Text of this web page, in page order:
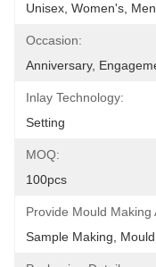
Unisex, Women's,
Occasion:
Anniversary,
Inlay Technology:
Setting
MOQ:
100pcs
Provide Mould Making
Sample Making,